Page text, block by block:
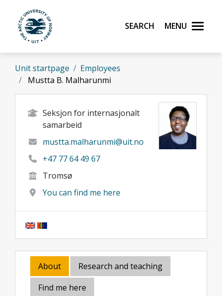
Skip to main content
UiT The Arctic University of Norway
Search Menu
Unit startpage
Employees
Mustta B. Malharunmi
Seksjon for internasjonalt
samarbeid
mustta.malharunmi@uit.no
+47 77 64 49 67
Tromsø
You can find me here
About
Research and teaching
Find me here